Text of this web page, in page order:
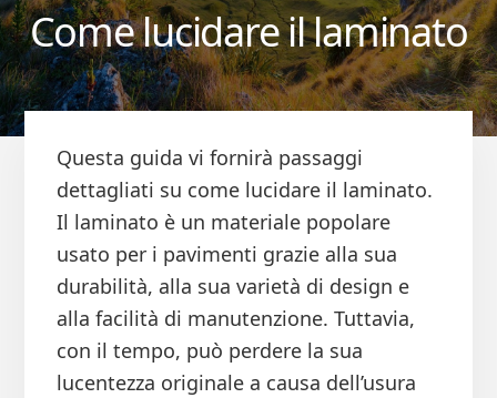
Giro
Come lucidare il laminato
Questa guida vi fornirà passaggi
dettagliati su come lucidare il laminato.
Il laminato è un materiale popolare
usato per i pavimenti grazie alla sua
durabilità, alla sua varietà di design e
alla facilità di manutenzione. Tuttavia,
con il tempo, può perdere la sua
lucentezza originale a causa dell’usura